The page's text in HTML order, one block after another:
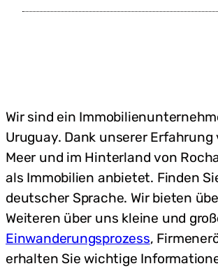
Wir sind ein
Uruguay. Dank unserer
Meer und im Hinterland von
als Immobilien anbietet. Finden
deutscher Sprache. Wir bieten
Weiteren über uns kleine und
Einwanderungsprozess,
erhalten Sie wichtige